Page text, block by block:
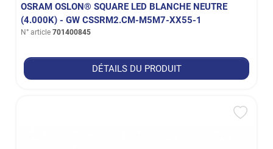
OSRAM OSLON® SQUARE LED BLANCHE NEUTRE
(4.000K) - GW CSSRM2.CM-M5M7-XX55-1
N° article 701400845
DÉTAILS DU PRODUIT